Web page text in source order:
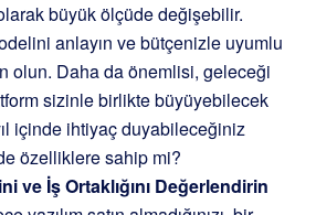
büyük ölçüde değişebilir.
anlayın ve bütçenizle uyumlu
olun. Daha da önemlisi, geleceği
sizinle birlikte büyüyebilecek
içinde ihtiyaç duyabileceğiniz
özelliklere sahip mi?
ve İş Ortaklığını Değerlendirin